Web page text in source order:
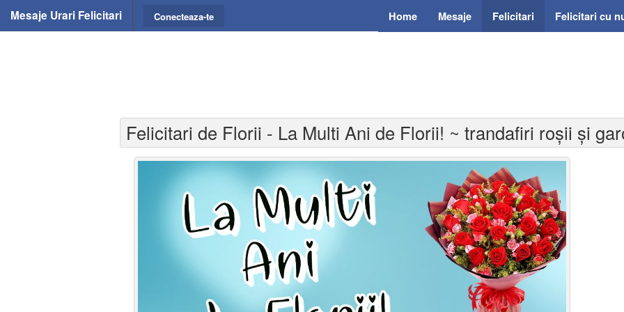
Mesaje Urari Felicitari Home Mesaje Felicitari Felicitari cu
Conecteaza-te
Felicitari de Florii - La Multi Ani de Florii! ~ trandafiri roșii și